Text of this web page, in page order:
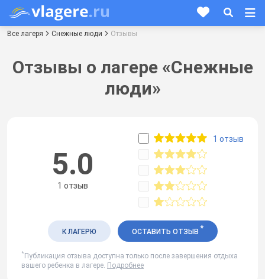
Все лагеря Снежные люди Отзывы
Отзывы о лагере «Снежные
люди»
5.0
1 отзыв
1 отзыв
К ЛАГЕРЮ ОСТАВИТЬ ОТЗЫВ *
* Публикация отзыва доступна только после завершения отдыха
вашего ребенка в лагере. Подробнее